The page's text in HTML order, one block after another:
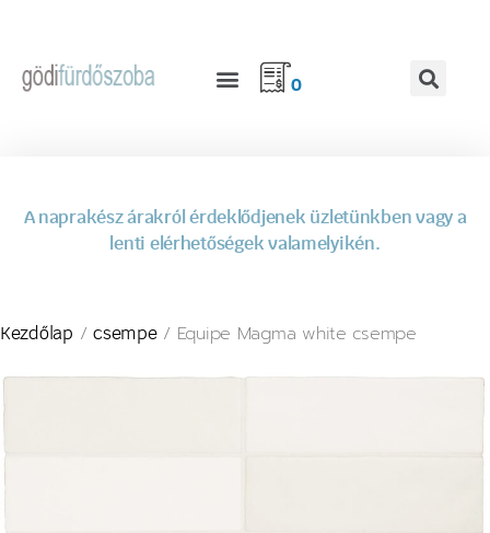
0
A naprakész árakról érdeklődjenek üzletünkben vagy a
lenti elérhetőségek valamelyikén.
Kezdőlap /csempe/ Equipe Magma white csempe